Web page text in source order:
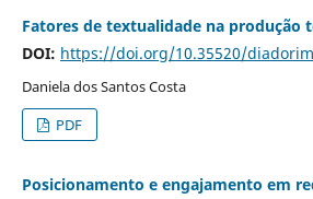
Fatores de textualidade na produção
DOI: https://doi.org/10.35520/
Daniela dos Santos Costa
PDF
Posicionamento e engajamento em